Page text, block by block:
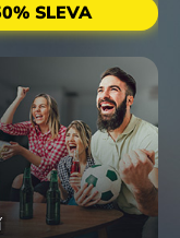
SLEVA